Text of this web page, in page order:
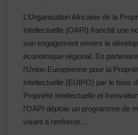
L’Organisation Africaine de la
Intellectuelle (OAPI) franchit une
son engagement envers le
économique régional. En
l’Union Européenne pour la
Intellectuelle (EUIPO) par le biais
Propriété Intellectuelle et
l’OAPI déploie un programme de
visant à renforcer…